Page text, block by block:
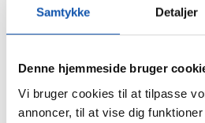
Samtykke Detaljer
Denne hjemmeside bruger
Vi bruger cookies til at tilpasse
annoncer, til at vise dig
Virksomheden skal støtte og
Princip 2